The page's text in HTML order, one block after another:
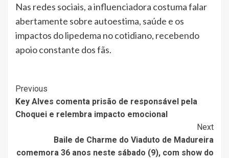
Nas redes sociais, a influenciadora costuma falar
abertamente sobre autoestima, saúde e os
impactos do lipedema no cotidiano, recebendo
apoio constante dos fãs.
Post
Navigation
Previous
Key Alves comenta prisão de responsável pela
Choquei e relembra impacto emocional
Next
Baile de Charme do Viaduto de Madureira
comemora 36 anos neste sábado (9), com show do